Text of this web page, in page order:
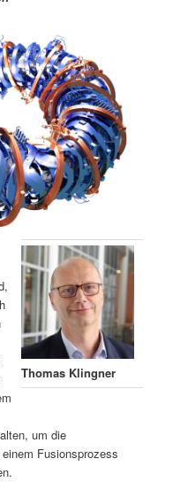
Thomas Klingner
um die
Fusionsprozess